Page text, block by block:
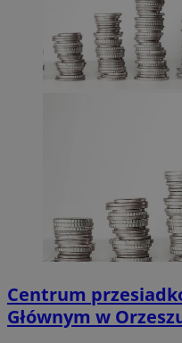
Centrum
Głównym w